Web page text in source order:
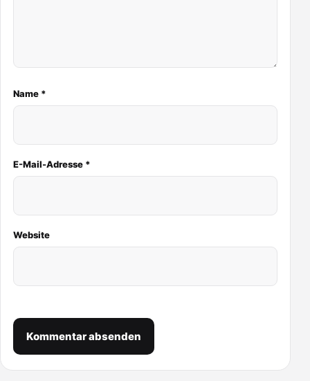
Name *
E-Mail-Adresse *
Website